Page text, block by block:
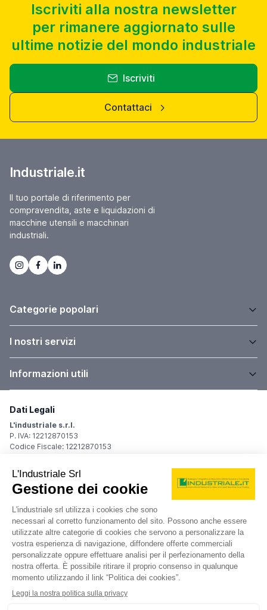
Iscriviti alla nostra newsletter
per rimanere aggiornato sulle
ultime notizie del mondo industriale
Iscriviti
Contattaci
Industriale.it
Il tuo portale di riferimento per
compravendita, aste e liquidazioni di
macchine utensili e macchinari
industriali.
Categorie popolari
I nostri servizi
Informazioni utili
Dati Legali
L'industriale s.r.l.
P. IVA: 12212870153
Codice Fiscale: 12212870153
Sede Legale
Via Carlo Dolci, 32
20148 Milano (MI)
Italy
Registro Imprese
Iscrizione R.I.: 12212870153
REA: MI-1539011
Capitale sociale: Euro 10.400,00 i.v.
Contatti